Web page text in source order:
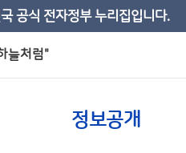
공식 전자정부 누리집입니다.
늘처럼"
정보공개